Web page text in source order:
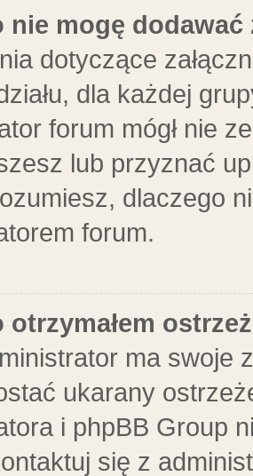
nie mogę dodawać
dotyczące
dla każdej
forum mógł nie
lub przyznać
dlaczego
forum.
otrzymałem
ma swoje
ukarany
i phpBB Group
się z